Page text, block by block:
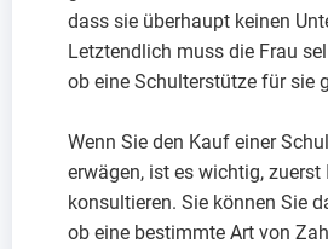
dass sie überhaupt keinen
Letztendlich muss die Frau
ob eine Schulterstütze für sie
Wenn Sie den Kauf einer
erwägen, ist es wichtig, zuerst
konsultieren. Sie können Sie
ob eine bestimmte Art von